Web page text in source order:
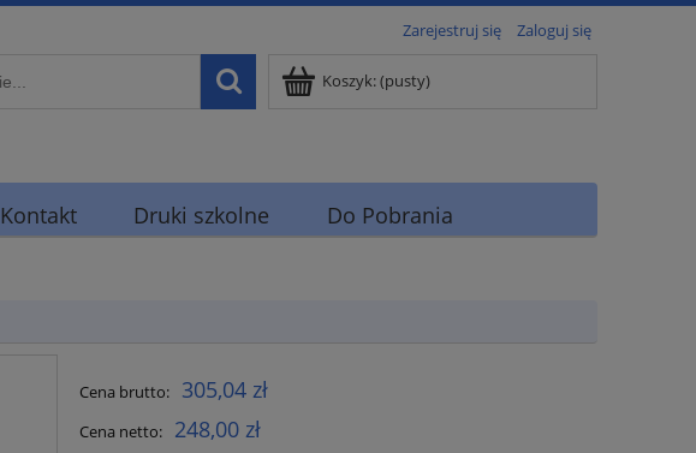
Zarejestruj się Zaloguj się
Koszyk:(pusty)
Kontakt Druki szkolne Do Pobrania
Cena brutto: 305,04 zł
Cena netto: 248,00 zł